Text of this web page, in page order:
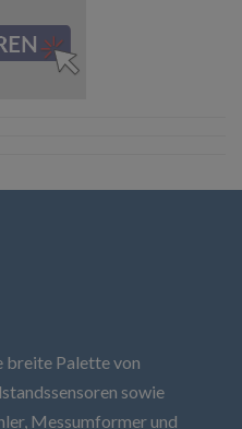
breite Palette von
sowie
Messumformer und